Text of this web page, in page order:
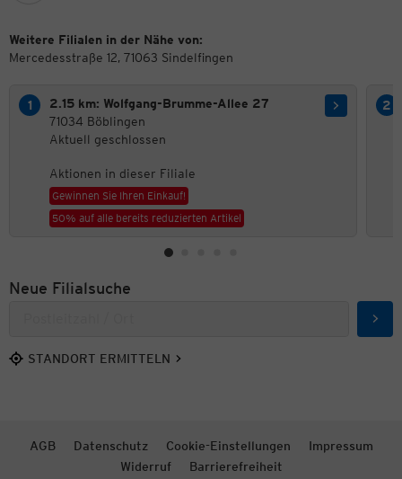
Weitere Filialen in der Nähe von:
Mercedesstraße 12, 71063 Sindelfingen
2.15 km: Wolfgang-Brumme-Allee 27
71034 Böblingen
Aktuell geschlossen
Aktionen in dieser Filiale
Gewinnen Sie Ihren Einkauf!
50% auf alle bereits reduzierten Artikel
Neue Filialsuche
STANDORT ERMITTELN
AGB Datenschutz Cookie-Einstellungen
Impressum
Widerruf
Barrierefreiheit